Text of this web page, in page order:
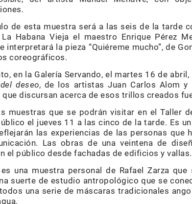
de esta muestra será a las seis de la tarde
Habana Vieja el maestro Enrique Pérez
interpretará la pieza “Quiéreme mucho”, de
coreográficos.
en la Galería Servando, el martes 16 de
deseo, de los artistas Juan Carlos Alom y
discursan acerca de esos trillos creados
muestras que se podrán visitar en el Taller
el jueves 11 a las cinco de la tarde. Es
las experiencias de las personas que
Las obras de una veintena de
el público desde fachadas de edificios y vallas.
es una muestra personal de Rafael Zarza
suerte de estudio antropológico que se
una serie de máscaras tradicionales